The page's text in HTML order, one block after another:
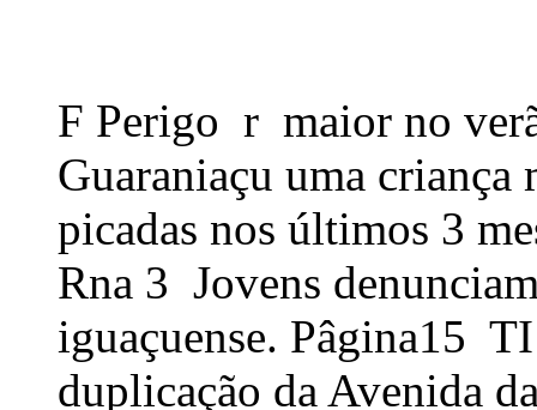
F Perigo r maior no
Guaraniaçu uma criança
picadas nos últimos 3
Rna 3 Jovens
iguaçuense. Pâgina15
duplicação da Avenida